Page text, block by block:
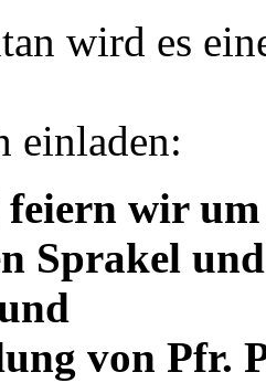
wird es
einladen:
wir
Sprakel
von Pfr.